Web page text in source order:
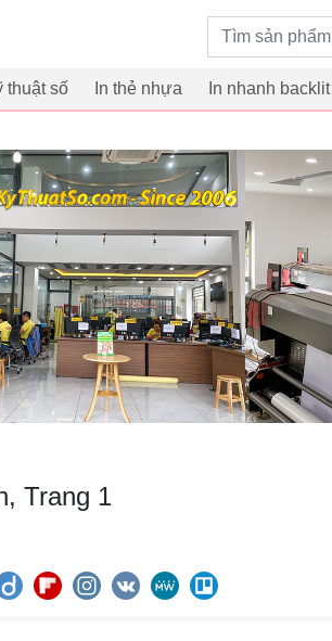
Từ khoá tìm kiếm
thuật số In thẻ nhựa In nhanh backlit
Trang 1